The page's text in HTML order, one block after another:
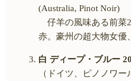
(Australia, Pinot Noir)
仔羊の風味ある前菜2
赤。豪州の超大物女優
白 ディープ・ブルー
（ドイツ、ピノノワー